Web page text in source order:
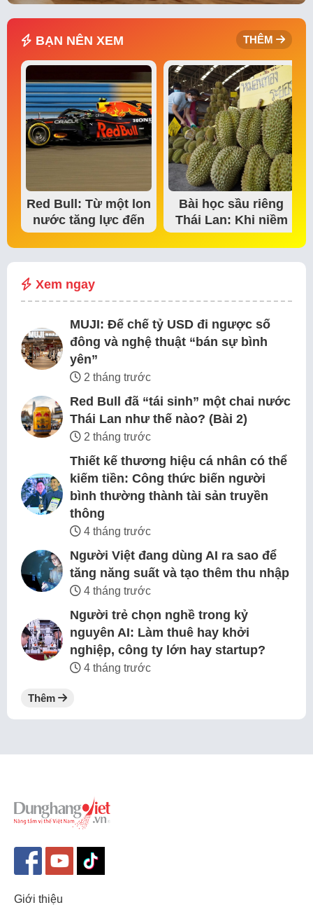
BẠN NÊN XEM THÊM
Red Bull: Từ một lon
nước tăng lực đến
đế chế thể…
Bài học sầu riêng
Thái Lan: Khi niềm
tin thị trường bắt…
Xem ngay
MUJI: Đế chế tỷ USD đi ngược số
đông và nghệ thuật “bán sự bình
yên”
2 tháng trước
Red Bull đã “tái sinh” một chai nước
Thái Lan như thế nào? (Bài 2)
2 tháng trước
Thiết kế thương hiệu cá nhân có thể
kiếm tiền: Công thức biến người
bình thường thành tài sản truyền
thông
4 tháng trước
Người Việt đang dùng AI ra sao để
tăng năng suất và tạo thêm thu nhập
4 tháng trước
Người trẻ chọn nghề trong kỷ
nguyên AI: Làm thuê hay khởi
nghiệp, công ty lớn hay startup?
4 tháng trước
Thêm
Giới thiệu